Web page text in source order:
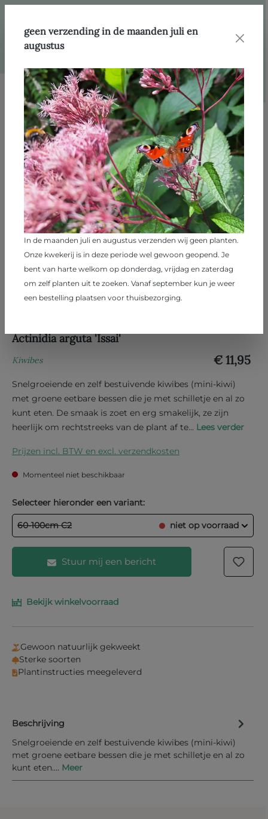
Afbeeldingengalerij overslaan
Actinidia arguta 'Issai'
Kiwibes € 11,95
Snelgroeiende en zelf bestuivende kiwibes (mini-kiwi)
met groene eetbare bessen die je met schilletje en al zo
kunt eten. De smaak is zoet en erg smakelijk, ze zijn
heerlijk om rechtstreeks van de plant af te... Lees verder
Prijzen incl. BTW en excl. verzendkosten
Momenteel niet beschikbaar
Selecteer hieronder een variant:
60-100cm C2 niet op voorraad
Stuur mij een bericht
Vul je e-mailadres in het onderstaande veld in en
voorraad is.
Informeer mij bij nieuwe voorraad
Bekijk winkelvoorraad
Gewoon natuurlijk gekweekt
Sterke soorten
Plantinstructies meegeleverd
Beschrijving
Snelgroeiende en zelf bestuivende kiwibes (mini-kiwi)
met groene eetbare bessen die je met schilletje en al zo
kunt eten.… Meer
geen verzending in de maanden juli en
augustus
In de maanden juli en augustus verzenden wij geen planten.
Onze kwekerij is in deze periode wel gewoon geopend. Je
bent van harte welkom op donderdag, vrijdag en zaterdag
om zelf planten uit te zoeken. Vanaf september kun je weer
een bestelling plaatsen voor thuisbezorging.